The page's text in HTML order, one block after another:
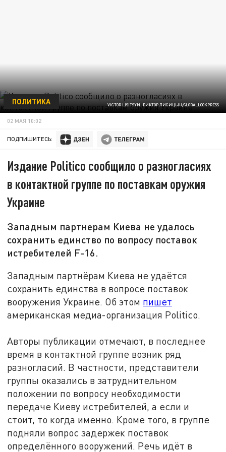
VICTOR LISITSYN, ВИКТОР ЛИСИЦЫН/GLOBALLOOKPRESS
ПОЛИТИКА
02 МАЯ 10:02
ПОДПИШИТЕСЬ:
Издание Politico сообщило о разногласиях
в контактной группе по поставкам оружия
Украине
Западным партнерам Киева не удалось
сохранить единство по вопросу поставок
истребителей F-16.
Западным партнёрам Киева не удаётся
сохранить единства в вопросе поставок
вооружения Украине. Об этом пишет
американская медиа-организация Politico.
Авторы публикации отмечают, в последнее
время в контактной группе возник ряд
разногласий. В частности, представители
группы оказались в затруднительном
положении по вопросу необходимости
передаче Киеву истребителей, а если и
стоит, то когда именно. Кроме того, в группе
подняли вопрос задержек поставок
определённого вооружений. Речь идёт в